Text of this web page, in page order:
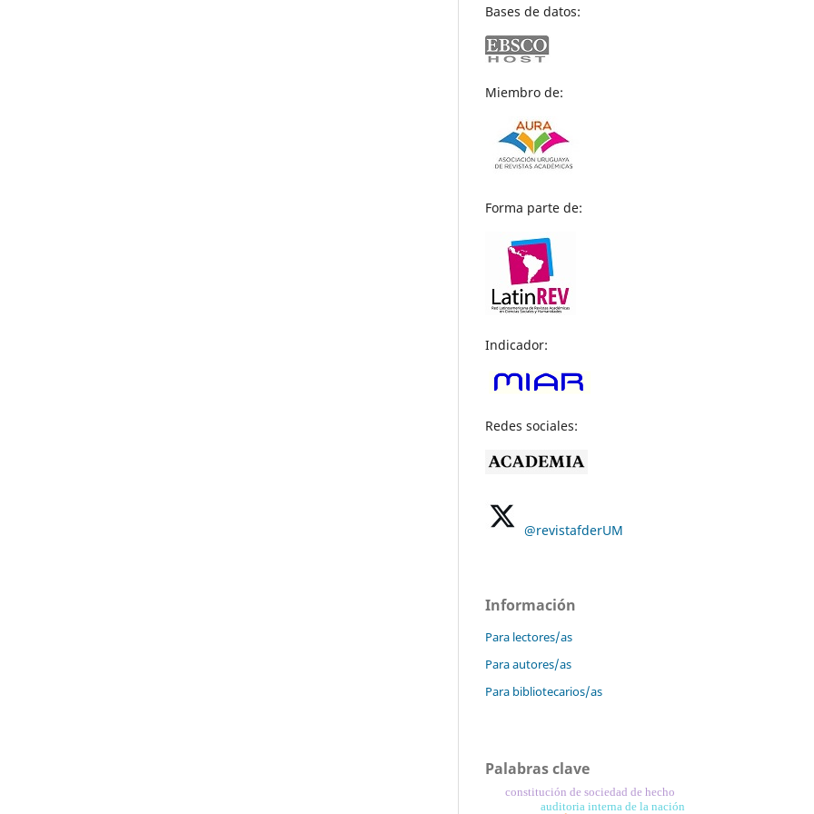
Bases de datos:
Miembro de:
Forma parte de:
Indicador:
Redes sociales:
@revistafderUM
Información
Para lectores/as
Para autores/as
Para bibliotecarios/as
Palabras clave
auditoria interna de la nación
constitución de sociedad de hecho